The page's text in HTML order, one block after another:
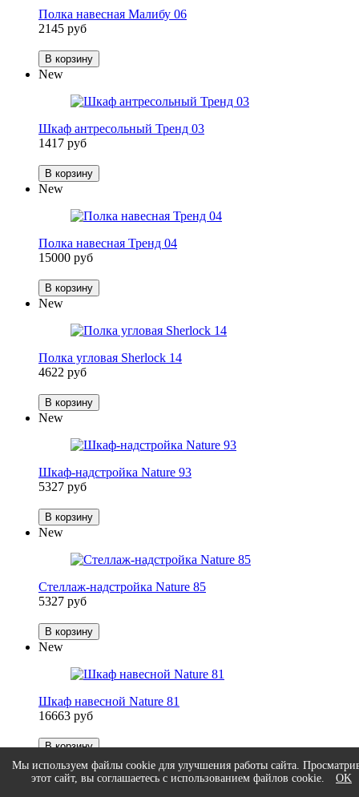
Мы используем файлы cookie для улучшения работы сайта.
этот сайт, вы соглашаетесь с использованием файлов cookie.
OK
Полка навесная Малибу 06
2145 руб
В корзину
New
Шкаф антресольный Тренд 03
1417 руб
В корзину
New
Полка навесная Тренд 04
15000 руб
В корзину
New
Полка угловая Sherlock 14
4622 руб
В корзину
New
Шкаф-надстройка Nature 93
5327 руб
В корзину
New
Стеллаж-надстройка Nature 85
5327 руб
В корзину
New
Шкаф навесной Nature 81
16663 руб
В корзину
New